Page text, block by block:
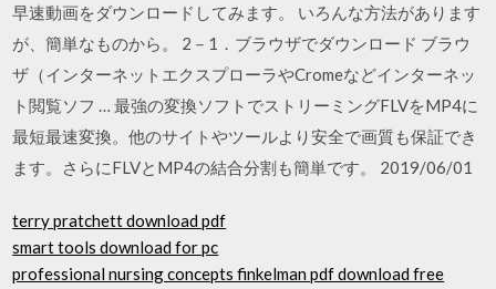
早速動画をダウンロードしてみます。 いろんな方法があります
が、簡単なものから。 2－1．ブラウザでダウンロード ブラウ
ザ（インターネットエクスプローラやCromeなどインターネッ
ト閲覧ソフ … 最強の変換ソフトでストリーミングFLVをMP4に
最短最速変換。他のサイトやツールより安全で画質も保証でき
ます。さらにFLVとMP4の結合分割も簡単です。 2019/06/01
terry pratchett download pdf
smart tools download for pc
professional nursing concepts finkelman pdf download free